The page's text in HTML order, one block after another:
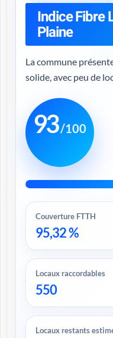
Indice Fibre
Plaine
La commune
solide, avec peu de
93/100
Couverture FTTH
95,32 %
Locaux raccordables
550
Locaux restants